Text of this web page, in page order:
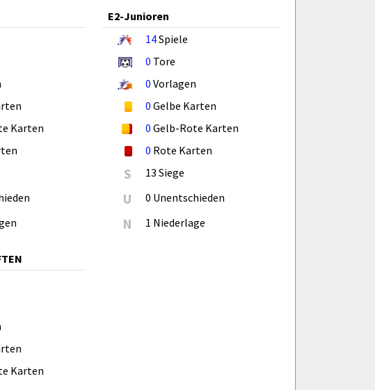
Karten
E2-Junioren
14Spiele
0 Tore
0 Vorlagen
0 Gelbe Karten
0 Gelb-Rote Karten
0 Rote Karten
S 13 Siege
U 0 Unentschieden
N 1 Niederlage
Karten